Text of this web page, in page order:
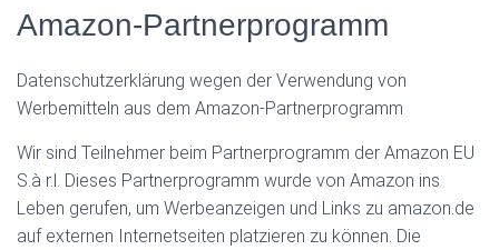
Amazon-Partnerprogramm
Datenschutzerklärung wegen der Verwendung von
Werbemitteln aus dem Amazon-Partnerprogramm
Wir sind Teilnehmer beim Partnerprogramm der Amazon EU
S.à r.l. Dieses Partnerprogramm wurde von Amazon ins
Leben gerufen, um Werbeanzeigen und Links zu amazon.de
auf externen Internetseiten platzieren zu können. Die